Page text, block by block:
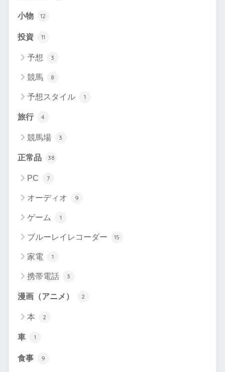
小物 12
投資 11
予想 3
競馬 8
予想スタイル 1
旅行 4
競馬場 3
正常品 38
PC 7
オーディオ 9
ゲーム 1
ブルーレイレコーダー 15
家電 1
携帯電話 3
漫画（アニメ） 2
本 2
車 1
食事 9